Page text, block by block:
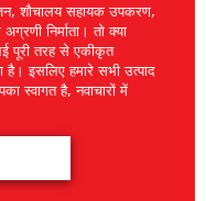
शौचालय सहायक उपकरण,
निर्माता। तो क्या
पूरी तरह से एकीकृत
है। इसलिए हमारे सभी उत्पाद
स्वागत है, नवाचारों में